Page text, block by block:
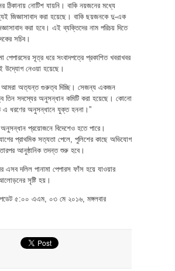
ঠিকানায় নোটিশ যায়নি। বাকি নয়জনের মধ্যে
জিজ্ঞাসাবাদ করা হয়েছে। বাকি ছয়জনকে দু-এক
করা হবে। এই ব্যক্তিদের নাম পরিচয় দিতে
সচিব।
পেপারসের সূত্র ধরে সংবাদপত্রে প্রকাশিত খবরাখবর
উদ্যোগ নেওয়া হয়েছে।
আমরা অত্যন্ত গুরুত্ব দিচ্ছি। সেজন্য একজন
তিন সদস্যের অনুসন্ধান কমিটি করা হয়েছে। কোনো
এ ধরণের অনুসন্ধানে যুক্ত হননা।”
প্রয়োজনে বিদেশেও হতে পারে।
প্রাথমিক সত্যতা পেলে, পুলিশের কাছে অভিযোগ
আনুষ্ঠানিক তদন্ত শুরু হবে।
এসব দলিল পানামা পেপারস ফাঁস হয়ে যাওয়ার
সৃষ্টি হয়।
৫:০০ এএম, ০৩ মে ২০১৬, মঙ্গলবার